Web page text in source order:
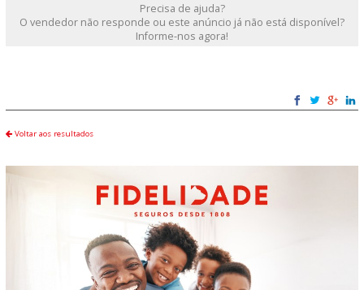
Precisa de ajuda?
O vendedor não responde ou este anúncio já não está disponível?
Informe-nos agora!
Voltar aos resultados